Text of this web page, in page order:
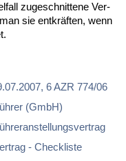
zu­ge­schnit­te­ne Ver­
sie ent­kräf­ten, wenn
6 AZR 774/06
(GmbH)
- Check­lis­te